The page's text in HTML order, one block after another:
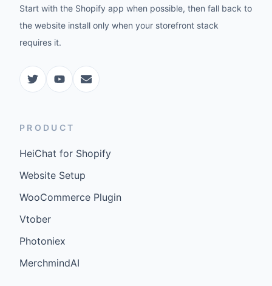
Start with the Shopify app when possible, then fall back to
the website install only when your storefront stack
requires it.
PRODUCT
HeiChat for Shopify
Website Setup
WooCommerce Plugin
Vtober
Photoniex
MerchmindAI